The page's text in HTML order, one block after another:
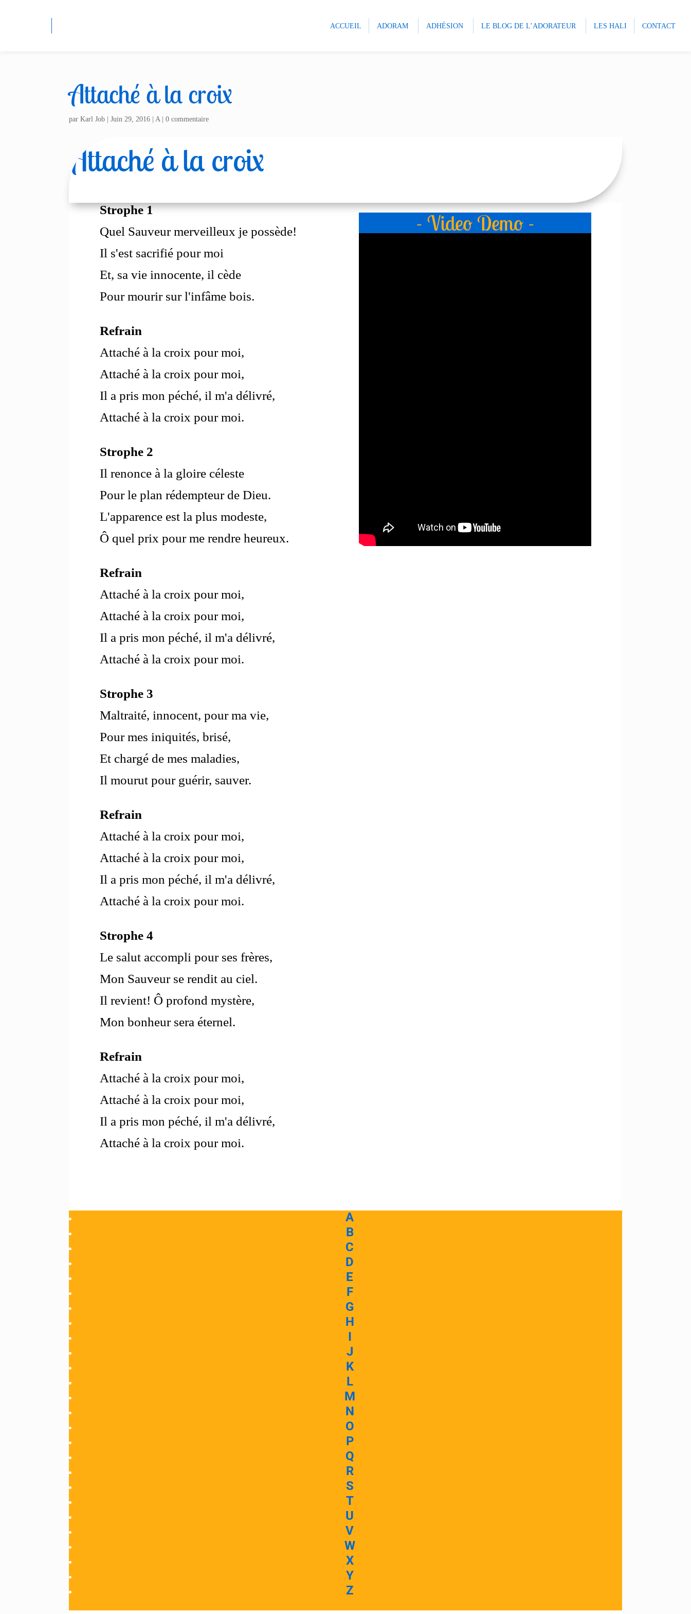
ACCUEIL ADORAM ADHÉSION LE BLOG DE L’ADORATEUR LES HALI CONTACT
Attaché à la croix
parKarl Job |Juin 29, 2016 |A|0 commentaire
Attaché à la croix
Strophe 1
Quel Sauveur merveilleux je possède!
Il s'est sacrifié pour moi
Et, sa vie innocente, il cède
Pour mourir sur l'infâme bois.
Refrain
Attaché à la croix pour moi,
Attaché à la croix pour moi,
Il a pris mon péché, il m'a délivré,
Attaché à la croix pour moi.
Strophe 2
Il renonce à la gloire céleste
Pour le plan rédempteur de Dieu.
L'apparence est la plus modeste,
Ô quel prix pour me rendre heureux.
Refrain
Attaché à la croix pour moi,
Attaché à la croix pour moi,
Il a pris mon péché, il m'a délivré,
Attaché à la croix pour moi.
Strophe 3
Maltraité, innocent, pour ma vie,
Pour mes iniquités, brisé,
Et chargé de mes maladies,
Il mourut pour guérir, sauver.
Refrain
Attaché à la croix pour moi,
Attaché à la croix pour moi,
Il a pris mon péché, il m'a délivré,
Attaché à la croix pour moi.
Strophe 4
Le salut accompli pour ses frères,
Mon Sauveur se rendit au ciel.
Il revient! Ô profond mystère,
Mon bonheur sera éternel.
Refrain
Attaché à la croix pour moi,
Attaché à la croix pour moi,
Il a pris mon péché, il m'a délivré,
Attaché à la croix pour moi.
- Video Demo -
A
B
C
D
E
F
G
H
I
J
K
L
M
N
O
P
Q
R
S
T
U
V
W
X
Y
Z